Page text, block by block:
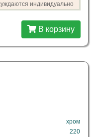
индивидуально
В корзину
хром
220